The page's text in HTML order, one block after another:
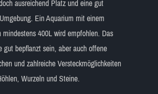
ausreichend Platz und eine gut
Ein Aquarium mit einem
400L wird empfohlen. Das
gut bepflanzt sein, aber auch offene
und zahlreiche Versteckmöglichkeiten
Wurzeln und Steine.